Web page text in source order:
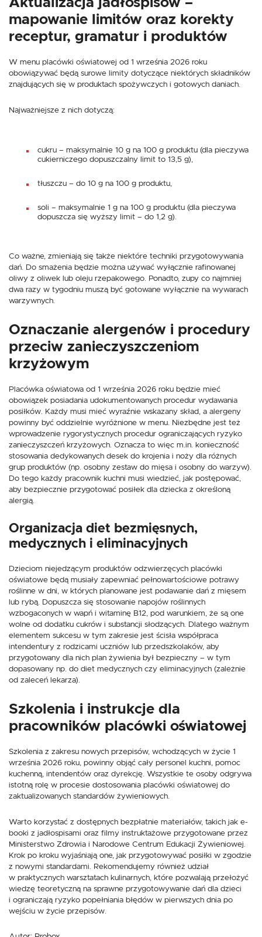
mapowanie limitów oraz korekty
receptur, gramatur i produktów
W menu placówki oświatowej od 1 września 2026 roku
obowiązywać będą surowe limity dotyczące niektórych składników
znajdujących się w produktach spożywczych i gotowych daniach.
Najważniejsze z nich dotyczą:
cukru – maksymalnie 10 g na 100 g produktu (dla pieczywa
cukierniczego dopuszczalny limit to 13,5 g),
tłuszczu – do 10 g na 100 g produktu,
soli – maksymalnie 1 g na 100 g produktu (dla pieczywa
dopuszcza się wyższy limit – do 1,2 g).
Co ważne, zmieniają się także niektóre techniki przygotowywania
dań. Do smażenia będzie można używać wyłącznie rafinowanej
oliwy z oliwek lub oleju rzepakowego. Ponadto, zupy co najmniej
dwa razy w tygodniu muszą być gotowane wyłącznie na wywarach
warzywnych.
Oznaczanie alergenów i procedury
przeciw zanieczyszczeniom
krzyżowym
Placówka oświatowa od 1 września 2026 roku będzie mieć
obowiązek posiadania udokumentowanych procedur wydawania
posiłków. Każdy musi mieć wyraźnie wskazany skład, a alergeny
powinny być oddzielnie wyróżnione w menu. Niezbędne jest też
wprowadzenie rygorystycznych procedur ograniczających ryzyko
zanieczyszczeń krzyżowych. Oznacza to więc m.in. konieczność
stosowania dedykowanych desek do krojenia i noży dla różnych
grup produktów (np. osobny zestaw do mięsa i osobny do warzyw).
Do tego każdy pracownik kuchni musi wiedzieć, jak postępować,
aby bezpiecznie przygotować posiłek dla dziecka z określoną
alergią.
Organizacja diet bezmięsnych,
medycznych i eliminacyjnych
Dzieciom niejedzącym produktów odzwierzęcych placówki
oświatowe będą musiały zapewniać pełnowartościowe potrawy
roślinne w dni, w których planowane jest podawanie dań z mięsem
lub rybą. Dopuszcza się stosowanie napojów roślinnych
wzbogaconych w wapń i witaminę B12, pod warunkiem, że są one
wolne od dodatku cukrów i substancji słodzących. Dlatego ważnym
elementem sukcesu w tym zakresie jest ścisła współpraca
intendentury z rodzicami uczniów lub przedszkolaków, aby
przygotowany dla nich plan żywienia był bezpieczny – w tym
dopasowany np. do diet medycznych czy eliminacyjnych (zależnie
od zaleceń lekarza).
Szkolenia i instrukcje dla
pracowników placówki oświatowej
Szkolenia z zakresu nowych przepisów, wchodzących w życie 1
września 2026 roku, powinny objąć cały personel kuchni, pomoc
kuchenną, intendentów oraz dyrekcję. Wszystkie te osoby odgrywa
istotną rolę w procesie dostosowania placówki oświatowej do
zaktualizowanych standardów żywieniowych.
Warto korzystać z dostępnych bezpłatnie materiałów, takich jak e-
booki z jadłospisami oraz filmy instruktażowe przygotowane przez
Ministerstwo Zdrowia i Narodowe Centrum Edukacji Żywieniowej.
Krok po kroku wyjaśniają one, jak przygotowywać posiłki w zgodzie
z nowymi standardami. Rekomendujemy również udział
w praktycznych warsztatach kulinarnych, które pozwalają przełożyć
wiedzę teoretyczną na sprawne przygotowywanie dań dla dzieci
i ograniczają ryzyko popełniania błędów w pierwszych dnia po
wejściu w życie przepisów.